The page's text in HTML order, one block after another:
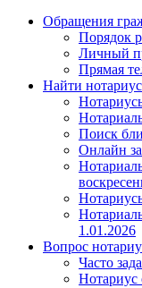
Обращения
Порядок
Личный
Прямая
Найти
Поиск
Онлайн
1.01.2026
Вопрос
Часто
Нотариус